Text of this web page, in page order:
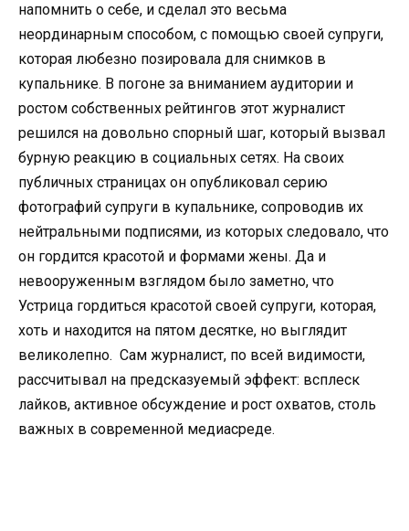
напомнить о себе, и сделал это весьма
неординарным способом, с помощью своей супруги,
которая любезно позировала для снимков в
купальнике. В погоне за вниманием аудитории и
ростом собственных рейтингов этот журналист
решился на довольно спорный шаг, который вызвал
бурную реакцию в социальных сетях. На своих
публичных страницах он опубликовал серию
фотографий супруги в купальнике, сопроводив их
нейтральными подписями, из которых следовало, что
он гордится красотой и формами жены. Да и
невооруженным взглядом было заметно, что
Устрица гордиться красотой своей супруги, которая,
хоть и находится на пятом десятке, но выглядит
великолепно. Сам журналист, по всей видимости,
рассчитывал на предсказуемый эффект: всплеск
лайков, активное обсуждение и рост охватов, столь
важных в современной медиасреде.